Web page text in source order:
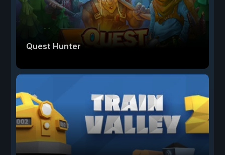
Quest Hunter